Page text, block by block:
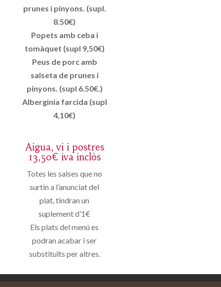
prunes i pinyons. (supl.
8.50€)
Popets amb ceba i
tomàquet (supl 9,50€)
Peus de porc amb
salseta de prunes i
pinyons. (supl 6.50€.)
Alberginia farcida (supl
4,10€)
Aigua, vi i postres
13,50€ iva inclòs
Totes les salses que no
surtin a l’anunciat del
plat, tindran un
suplement d’1€
Els plats del menú es
podran acabar i ser
substituïts per altres.